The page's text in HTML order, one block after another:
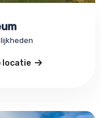
locatie